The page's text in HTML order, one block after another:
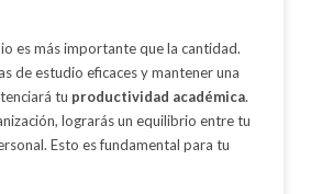
es más importante que la cantidad.
de estudio eficaces y mantener una
tu productividad académica.
lograrás un equilibrio entre tu
Esto es fundamental para tu